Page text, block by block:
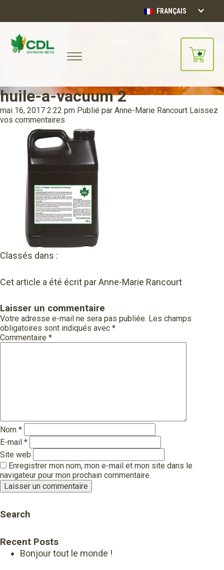
FRANÇAIS
Notre site d'achats en ligne sera
bientôt disponible!!
Merci de votre compréhension.
CONTINUER
huile-a-vacuum 2
mai 16, 2017 2:22 pm Publié par Anne-Marie Rancourt Laissez
vos commentaires
Classés dans :
Cet article a été écrit par Anne-Marie Rancourt
Laisser un commentaire
Votre adresse e-mail ne sera pas publiée. Les champs
obligatoires sont indiqués avec *
Commentaire *
Nom *
E-mail *
Site web
Enregistrer mon nom, mon e-mail et mon site dans le
navigateur pour mon prochain commentaire.
Search
Recent Posts
Bonjour tout le monde !